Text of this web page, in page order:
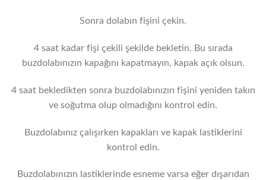
Sonra dolabın fişini çekin.
4 saat kadar fişi çekili şekilde bekletin. Bu sırada
buzdolabınızın kapağını kapatmayın, kapak açık olsun.
4 saat bekledikten sonra buzdolabınızın fişini yeniden takın
ve soğutma olup olmadığını kontrol edin.
Buzdolabınız çalışırken kapakları ve kapak lastiklerini
kontrol edin.
Buzdolabınızın lastiklerinde esneme varsa eğer dışarıdan